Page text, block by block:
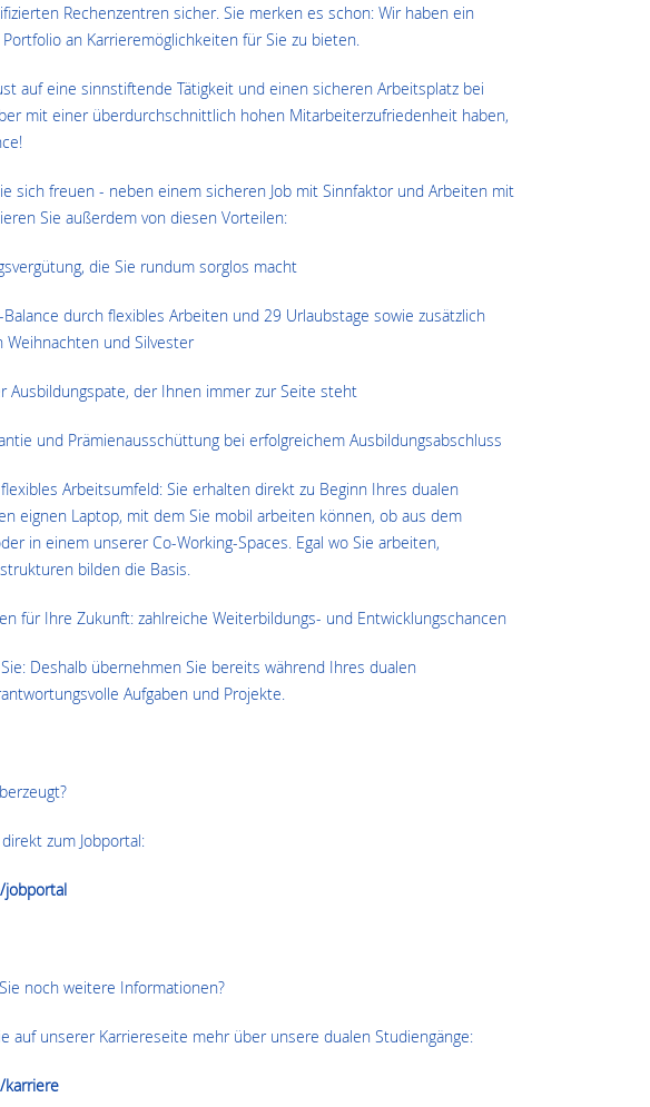
Rechenzentren sicher. Sie merken es schon: Wir haben ein
an Karrieremöglichkeiten für Sie zu bieten.
auf eine sinnstiftende Tätigkeit und einen sicheren Arbeitsplatz bei
mit einer überdurchschnittlich hohen Mitarbeiterzufriedenheit haben,
sich freuen - neben einem sicheren Job mit Sinnfaktor und Arbeiten mit
Sie außerdem von diesen Vorteilen:
die Sie rundum sorglos macht
Balance durch flexibles Arbeiten und 29 Urlaubstage sowie zusätzlich
Weihnachten und Silvester
Ausbildungspate, der Ihnen immer zur Seite steht
und Prämienausschüttung bei erfolgreichem Ausbildungsabschluss
flexibles Arbeitsumfeld: Sie erhalten direkt zu Beginn Ihres dualen
eignen Laptop, mit dem Sie mobil arbeiten können, ob aus dem
in einem unserer Co-Working-Spaces. Egal wo Sie arbeiten,
bilden die Basis.
für Ihre Zukunft: zahlreiche Weiterbildungs- und Entwicklungschancen
Sie: Deshalb übernehmen Sie bereits während Ihres dualen
Aufgaben und Projekte.
zum Jobportal:
jobportal
noch weitere Informationen?
auf unserer Karriereseite mehr über unsere dualen Studiengänge:
karriere